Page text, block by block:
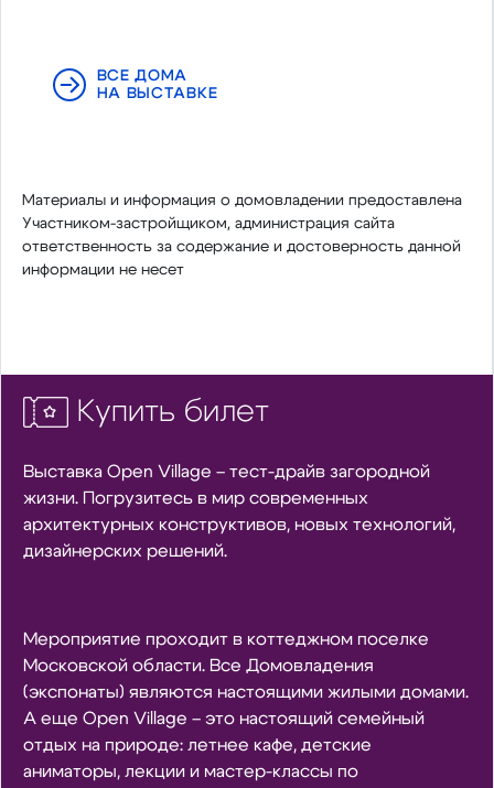
ВСЕ ДОМА
НА ВЫСТАВКЕ
Материалы и информация о домовладении предоставлена
Участником-застройщиком, администрация сайта
ответственность за содержание и достоверность данной
информации не несет
Купить билет
Выставка Open Village – тест-драйв загородной
жизни. Погрузитесь в мир современных
архитектурных конструктивов, новых технологий,
дизайнерских решений.
Мероприятие проходит в коттеджном поселке
Московской области. Все Домовладения
(экспонаты) являются настоящими жилыми домами.
А еще Open Village – это настоящий семейный
отдых на природе: летнее кафе, детские
аниматоры, лекции и мастер-классы по